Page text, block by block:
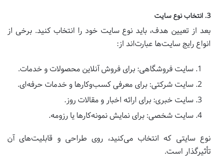
3. انتخاب نوع سایت
بعد از تعیین هدف، باید نوع سایت خود را انتخاب کنید. برخی از
انواع رایج سایت‌ها عبارت‌اند از:
سایت فروشگاهی: برای فروش آنلاین محصولات و خدمات.
سایت شرکتی: برای معرفی کسب‌وکارها و خدمات حرفه‌ای.
سایت خبری: برای ارائه اخبار و مقالات روز.
سایت شخصی: برای نمایش نمونه‌کارها یا رزومه.
نوع سایتی که انتخاب می‌کنید، روی طراحی و قابلیت‌های آن
تأثیرگذار است.